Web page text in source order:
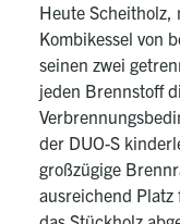
Heute Scheitholz,
Kombikessel von
seinen zwei
jeden Brennstoff
der DUO-S
großzügige
ausreichend